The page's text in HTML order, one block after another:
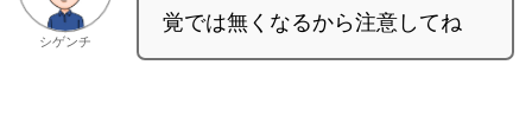
シゲンチ
覚では無くなるから注意してね